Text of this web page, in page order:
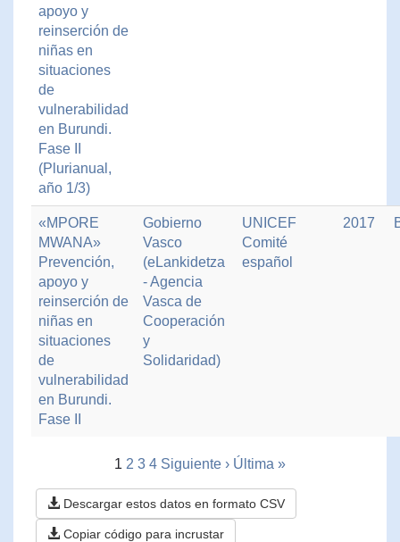
apoyo y
reinserción de
niñas en
situaciones
de
vulnerabilidad
en Burundi.
Fase II
(Plurianual,
año 1/3)
«MPORE
MWANA»
Prevención,
apoyo y
reinserción de
niñas en
situaciones
de
vulnerabilidad
en Burundi.
Fase II
Gobierno
Vasco
(eLankidetza
- Agencia
Vasca de
Cooperación
y
Solidaridad)
UNICEF
Comité
español
2017
1 2 3 4 Siguiente › Última »
Descargar estos datos en formato CSV
Copiar código para incrustar